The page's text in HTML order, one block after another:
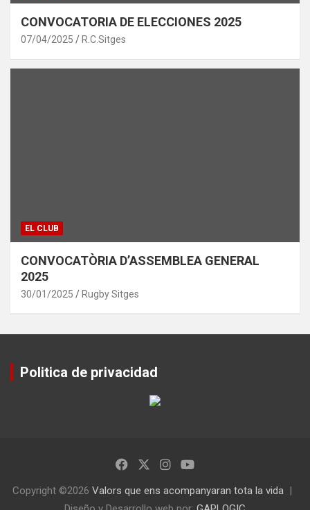
CONVOCATORIA DE ELECCIONES 2025
07/04/2025 R.C.Sitges
EL CLUB
CONVOCATÒRIA D’ASSEMBLEA GENERAL
2025
30/01/2025 Rugby Sitges
Politica de privacidad
Copyright ©2026 Valors que ens acompanyaran tota la vida